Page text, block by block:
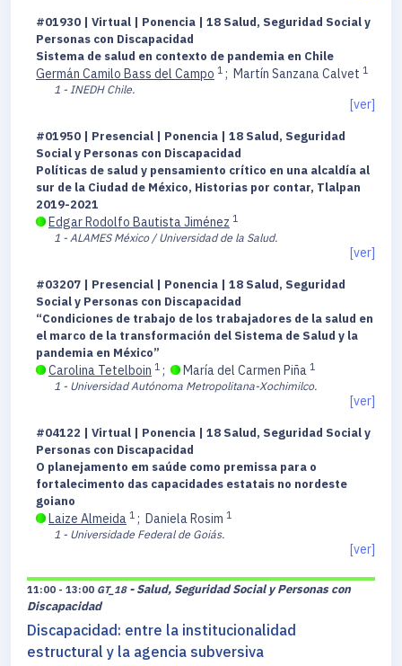
#01930 | Virtual | Ponencia | 18 Salud, Seguridad Social y
Personas con Discapacidad
Sistema de salud en contexto de pandemia en Chile
Germán Camilo Bass del Campo 1 ; Martín Sanzana Calvet 1
1 - INEDH Chile.
[ver]
#01950 | Presencial | Ponencia | 18 Salud, Seguridad
Social y Personas con Discapacidad
Políticas de salud y pensamiento crítico en una alcaldía al
sur de la Ciudad de México, Historias por contar, Tlalpan
2019-2021
Edgar Rodolfo Bautista Jiménez 1
1 - ALAMES México / Universidad de la Salud.
[ver]
#03207 | Presencial | Ponencia | 18 Salud, Seguridad
Social y Personas con Discapacidad
“Condiciones de trabajo de los trabajadores de la salud en
el marco de la transformación del Sistema de Salud y la
pandemia en México”
Carolina Tetelboin 1 ; María del Carmen Piña 1
1 - Universidad Autónoma Metropolitana-Xochimilco.
[ver]
#04122 | Virtual | Ponencia | 18 Salud, Seguridad Social y
Personas con Discapacidad
O planejamento em saúde como premissa para o
fortalecimento das capacidades estatais no nordeste
goiano
Laize Almeida 1 ; Daniela Rosim 1
1 - Universidade Federal de Goiás.
[ver]
11:00 - 13:00 GT_18 - Salud, Seguridad Social y Personas con
Discapacidad
Discapacidad: entre la institucionalidad
estructural y la agencia subversiva